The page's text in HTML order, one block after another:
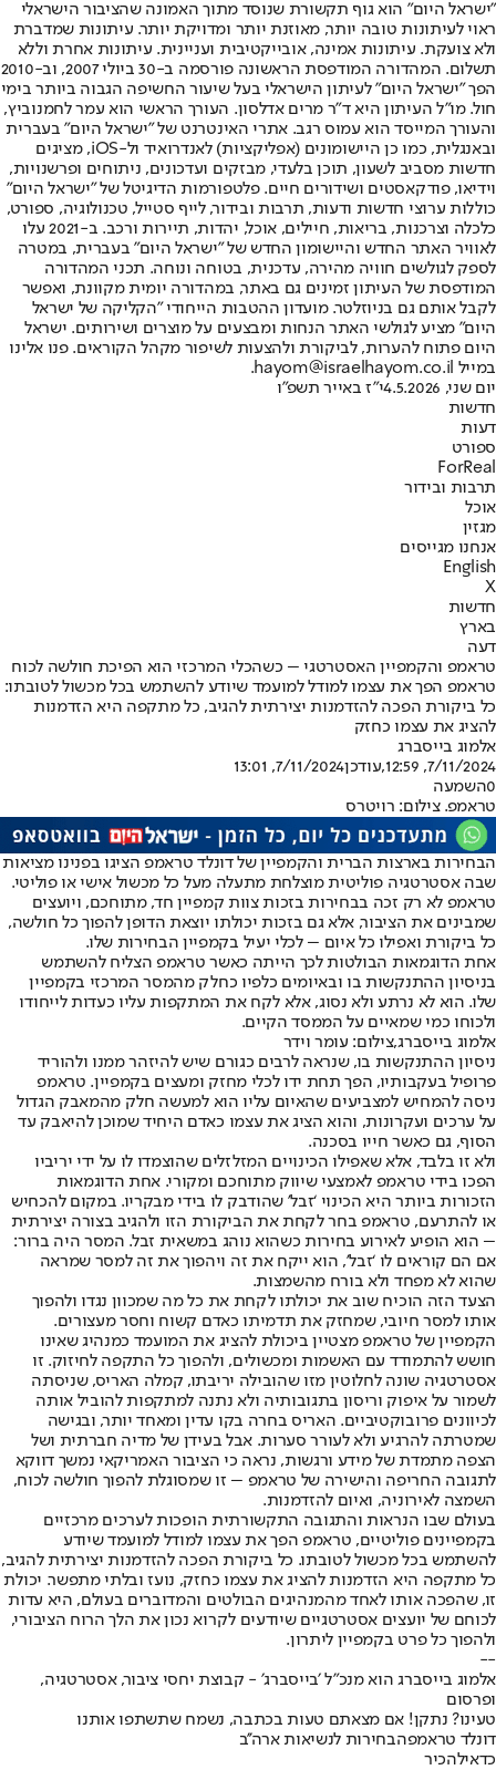
"ישראל היום" הוא גוף תקשורת שנוסד מתוך האמונה שהציבור הישראלי
ראוי לעיתונות טובה יותר, מאוזנת יותר ומדויקת יותר. עיתונות שמדברת
ולא צועקת. עיתונות אמינה, אובייקטיבית ועניינית. עיתונות אחרת וללא
תשלום. המהדורה המודפסת הראשונה פורסמה ב-30 ביולי 2007, וב-2010
הפך "ישראל היום" לעיתון הישראלי בעל שיעור החשיפה הגבוה ביותר בימי
חול. מו"ל העיתון היא ד"ר מרים אדלסון. העורך הראשי הוא עמר לחמנוביץ,
והעורך המייסד הוא עמוס רגב. אתרי האינטרנט של "ישראל היום" בעברית
ובאנגלית, כמו כן היישומונים (אפליקציות) לאנדרואיד ול-iOS, מציגים
חדשות מסביב לשעון, תוכן בלעדי, מבזקים ועדכונים, ניתוחים ופרשנויות,
וידיאו, פודקאסטים ושידורים חיים. פלטפורמות הדיגיטל של "ישראל היום"
כוללות ערוצי חדשות ודעות, תרבות ובידור, לייף סטייל, טכנולוגיה, ספורט,
כלכלה וצרכנות, בריאות, חיילים, אוכל, יהדות, תיירות ורכב. ב-2021 עלו
לאוויר האתר החדש והיישומון החדש של "ישראל היום" בעברית, במטרה
לספק לגולשים חוויה מהירה, עדכנית, בטוחה ונוחה. תכני המהדורה
המודפסת של העיתון זמינים גם באתר, במהדורה יומית מקוונת, ואפשר
לקבל אותם גם בניוזלטר. מועדון ההטבות הייחודי "הקליקה של ישראל
היום" מציע לגולשי האתר הנחות ומבצעים על מוצרים ושירותים. ישראל
היום פתוח להערות, לביקורת ולהצעות לשיפור מקהל הקוראים. פנו אלינו
במייל hayom@israelhayom.co.il.
יום שני, 4.5.2026
י"ז באייר תשפ"ו
חדשות
דעות
ספורט
ForReal
תרבות ובידור
אוכל
מגזין
אנחנו מגייסים
English
X
חדשות
בארץ
דעה
טראמפ והקמפיין האסטרטגי – כשהכלי המרכזי הוא הפיכת חולשה לכוח
טראמפ הפך את עצמו למודל למועמד שיודע להשתמש בכל מכשול לטובתו:
כל ביקורת הפכה להזדמנות יצירתית להגיב, כל מתקפה היא הזדמנות
להציג את עצמו כחזק
אלמוג בייסברג
7/11/2024, 12:59
,עודכן7/11/2024, 13:01
0השמעה
טראמפ. צילום: רויטרס
הבחירות בארצות הברית והקמפיין של דונלד טראמפ הציגו בפנינו מציאות
שבה אסטרטגיה פוליטית מוצלחת מתעלה מעל כל מכשול אישי או פוליטי.
טראמפ לא רק זכה בבחירות בזכות צוות קמפיין חד, מתוחכם, ויועצים
שמבינים את הציבור, אלא גם בזכות יכולתו יוצאת הדופן להפוך כל חולשה,
כל ביקורת ואפילו כל איום – לכלי יעיל בקמפיין הבחירות שלו.
אחת הדוגמאות הבולטות לכך הייתה כאשר טראמפ הצליח להשתמש
בניסיון ההתנקשות בו ובאיומים כלפיו כחלק מהמסר המרכזי בקמפיין
שלו. הוא לא נרתע ולא נסוג, אלא לקח את המתקפות עליו כעדות לייחודו
ולכוחו כמי שמאיים על הממסד הקיים.
אלמוג בייסברג,צילום: עומר וידר
ניסיון ההתנקשות בו, שנראה לרבים כגורם שיש להיזהר ממנו ולהוריד
פרופיל בעקבותיו, הפך תחת ידו לכלי מחזק ומעצים בקמפיין. טראמפ
ניסה להמחיש למצביעים שהאיום עליו הוא למעשה חלק מהמאבק הגדול
על ערכים ועקרונות, והוא הציג את עצמו כאדם היחיד שמוכן להיאבק עד
הסוף, גם כאשר חייו בסכנה.
ולא זו בלבד, אלא שאפילו הכינויים המזלזלים שהוצמדו לו על ידי יריביו
הפכו בידי טראמפ לאמצעי שיווק מתוחכם ומקורי. אחת הדוגמאות
הזכורות ביותר היא הכינוי ‘זבל’ שהודבק לו בידי מבקריו. במקום להכחיש
או להתרעם, טראמפ בחר לקחת את הביקורת הזו ולהגיב בצורה יצירתית
– הוא הופיע לאירוע בחירות כשהוא נוהג במשאית זבל. המסר היה ברור:
אם הם קוראים לו ‘זבל’, הוא ייקח את זה ויהפוך את זה למסר שמראה
שהוא לא מפחד ולא בורח מהשמצות.
הצעד הזה הוכיח שוב את יכולתו לקחת את כל מה שמכוון נגדו ולהפוך
אותו למסר חיובי, שמחזק את תדמיתו כאדם קשוח וחסר מעצורים.
הקמפיין של טראמפ מצטיין ביכולת להציג את המועמד כמנהיג שאינו
חושש להתמודד עם האשמות ומכשולים, ולהפוך כל התקפה לחיזוק. זו
אסטרטגיה שונה לחלוטין מזו שהובילה יריבתו, קמלה האריס, שניסתה
לשמור על איפוק וריסון בתגובותיה ולא נתנה למתקפות להוביל אותה
לכיוונים פרובוקטיביים. האריס בחרה בקו עדין ומאחד יותר, ובגישה
שמטרתה להרגיע ולא לעורר סערות. אבל בעידן של מדיה חברתית ושל
הצפה מתמדת של מידע ורגשות, נראה כי הציבור האמריקאי נמשך דווקא
לתגובה החריפה והישירה של טראמפ – זו שמסוגלת להפוך חולשה לכוח,
השמצה לאירוניה, ואיום להזדמנות.
בעולם שבו הנראות והתגובה התקשורתית הופכות לערכים מרכזיים
בקמפיינים פוליטיים, טראמפ הפך את עצמו למודל למועמד שיודע
להשתמש בכל מכשול לטובתו. כל ביקורת הפכה להזדמנות יצירתית להגיב,
כל מתקפה היא הזדמנות להציג את עצמו כחזק, נועז ובלתי מתפשר. יכולת
זו, שהפכה אותו לאחד מהמנהיגים הבולטים והמדוברים בעולם, היא עדות
לכוחם של יועצים אסטרטגיים שיודעים לקרוא נכון את הלך הרוח הציבורי,
ולהפוך כל פרט בקמפיין ליתרון.
--
אלמוג בייסברג הוא מנכ״ל ׳בייסברג׳ - קבוצת יחסי ציבור, אסטרטגיה,
ופרסום
טעינו? נתקן! אם מצאתם טעות בכתבה, נשמח שתשתפו אותנו
דונלד טראמפהבחירות לנשיאות ארה''ב
כדאילהכיר